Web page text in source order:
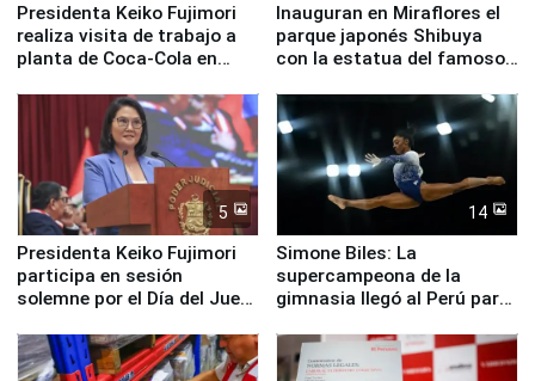
Presidenta Keiko Fujimori
realiza visita de trabajo a
planta de Coca-Cola en
Inauguran en Miraflores el
parque japonés Shibuya
con la estatua del famoso
5
Presidenta Keiko Fujimori
participa en sesión
solemne por el Día del Juez
14
Simone Biles: La
supercampeona de la
gimnasia llegó al Perú para
Panamericanos Lima 2027